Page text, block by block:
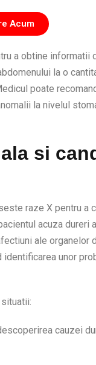
Acum
a obtine informatii
la o
poate
la nivelul
si
raze X pentru a
acuza dureri
ale organelor
unor
cauzei